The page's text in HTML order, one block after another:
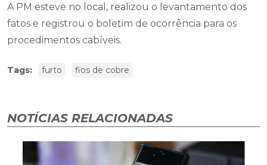
A PM esteve no local, realizou o levantamento dos
fatos e registrou o boletim de ocorrência para os
procedimentos cabíveis.
Tags: furto fios de cobre
NOTÍCIAS RELACIONADAS